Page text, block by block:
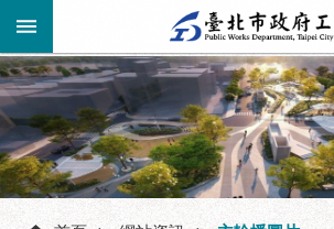
跳到主要內容區塊
進
階
搜
公
告
資
訊